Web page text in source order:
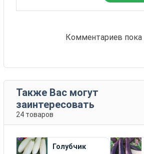
Комментариев пока
Также Вас могут
заинтересовать
24 товаров
Голубчик